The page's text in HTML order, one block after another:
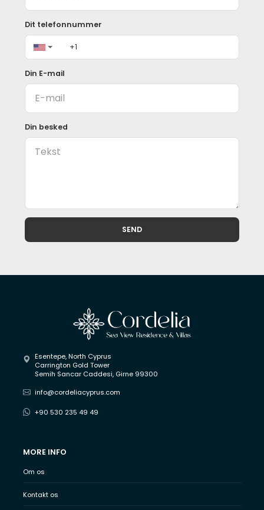
Projektet tilbyder en fleksibel og investorvenlig
betalingsstruktur:
Projektets færdiggørelse: December 2028
35% handpenge
Resterende saldo over 36 måneder
Muligheder for månedlige eller kvartalsvise afdrag
Denne struktur gør det muligt for købere at sikre en
i Nordcypern af høj kvalitet, samtidig med at de håndterer
✔ Førsteklasses Esentepe kystbeliggenhed
✔ Fuld panoramisk middelhavshavudsigt
✔ Rummelig 2+1 loftindretning
✔ Stor efterspørgsel efter lejligheder og villaer med
havudsigt i Nordcypern
B1 Blok Nr:2 hos Cordelia Sea View Apartments & Villas
et fremragende valg for købere, der søger et moderne
kysthjem eller en sikker investering inden for et af de mest
panoramisk havudsigt i Nordcypern
Dit telefonnummer
Din E-mail
Din besked
SEND
Esentepe, North Cyprus
Carrington Gold Tower
Semih Sancar Caddesi, Girne 99300
info@cordeliacyprus.com
+90 530 235 49 49
MORE INFO
Om os
Kontakt os